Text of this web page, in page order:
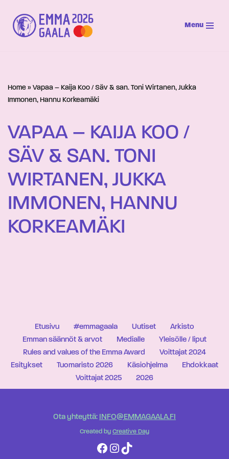
Siirry
suoraan
Menu
Home » Vapaa – Kaija Koo / Säv & san. Toni Wirtanen, Jukka
Immonen, Hannu Korkeamäki
VAPAA – KAIJA KOO /
SÄV & SAN. TONI
WIRTANEN, JUKKA
IMMONEN, HANNU
KORKEAMÄKI
Etusivu #emmagaala Uutiset
Arkisto
Emman säännöt & arvot
Medialle
Yleisölle / liput
Rules and values of the Emma Award
Voittajat 2024
Esitykset
Tuomaristo 2026 Käsiohjelma
Ehdokkaat
Voittajat 2025
2026
Ota yhteyttä: INFO@EMMAGAALA.FI
Created by Creative Day